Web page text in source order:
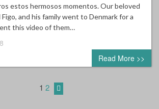
estos hermosos momentos. Our beloved
and his family went to Denmark for a
this video of them…
0 comment
Read More >>
1 2